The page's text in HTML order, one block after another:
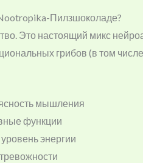
Пилзшоколаде?
Это настоящий микс
грибов (в том
мышления
функции
энергии